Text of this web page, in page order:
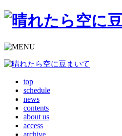
top
schedule
news
contents
about us
access
archive